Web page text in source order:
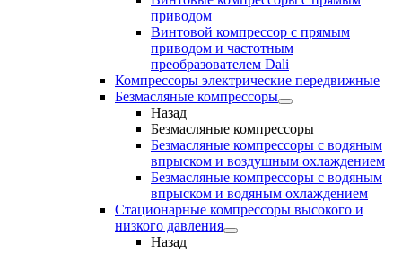
приводом
Винтовой компрессор с прямым
приводом и частотным
преобразователем Dali
Компрессоры электрические передвижные
Безмасляные компрессоры
Назад
Безмасляные компрессоры
Безмасляные компрессоры с водяным
впрыском и воздушным охлаждением
Безмасляные компрессоры с водяным
впрыском и водяным охлаждением
Стационарные компрессоры высокого и
низкого давления
Назад